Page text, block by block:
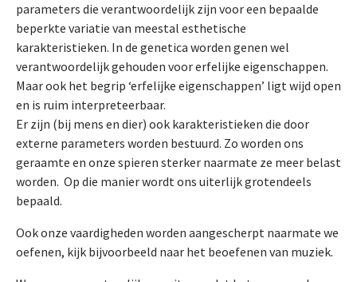
parameters die verantwoordelijk zijn voor een bepaalde
beperkte variatie van meestal esthetische
karakteristieken. In de genetica worden genen wel
verantwoordelijk gehouden voor erfelijke eigenschappen.
Maar ook het begrip ‘erfelijke eigenschappen’ ligt wijd open
en is ruim interpreteerbaar.
Er zijn (bij mens en dier) ook karakteristieken die door
externe parameters worden bestuurd. Zo worden ons
geraamte en onze spieren sterker naarmate ze meer belast
worden. Op die manier wordt ons uiterlijk grotendeels
bepaald.
Ook onze vaardigheden worden aangescherpt naarmate we
oefenen, kijk bijvoorbeeld naar het beoefenen van muziek.